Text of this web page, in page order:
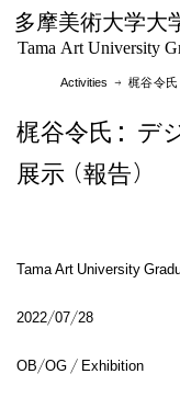
多摩美術大学大
Tama Art University
Activities → 梶谷令氏
梶谷令氏：デ
展示（報告）
Tama Art University
2022/07/28
OB/OG / Exhibition